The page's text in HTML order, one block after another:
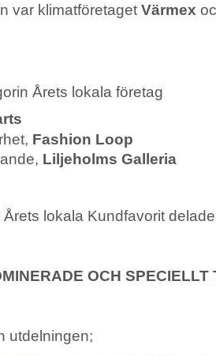
var klimatföretaget Värmex
Årets lokala företag
Fashion Loop
Liljeholms Galleria
lokala Kundfavorit
OCH SPECIELLT
utdelningen;